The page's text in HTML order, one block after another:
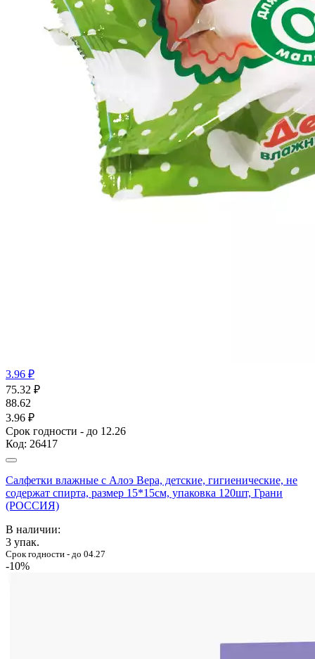
3.96 ₽
75.32 ₽
88.62
3.96 ₽
Срок годности - до 12.26
Код: 26417
Салфетки влажные с Алоэ Вера, детские, гигиенические, не
содержат спирта, размер 15*15см, упаковка 120шт, Грани
(РОССИЯ)
В наличии:
3 упак.
Срок годности - до 04.27
-10%